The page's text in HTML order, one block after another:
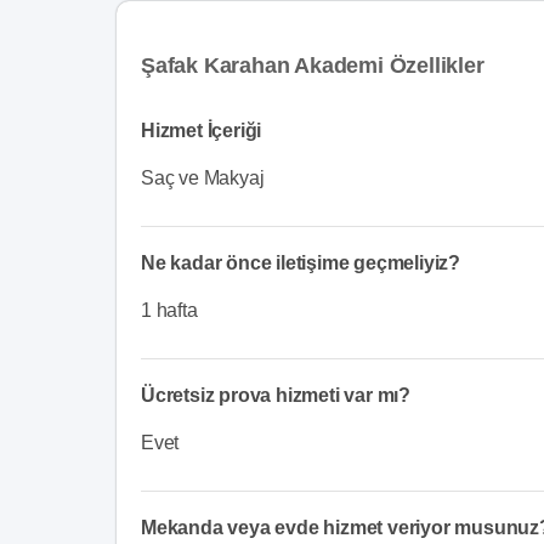
Şafak Karahan Akademi Özellikler
Hizmet İçeriği
Saç ve Makyaj
Ne kadar önce iletişime geçmeliyiz?
1 hafta
Ücretsiz prova hizmeti var mı?
Evet
Mekanda veya evde hizmet veriyor